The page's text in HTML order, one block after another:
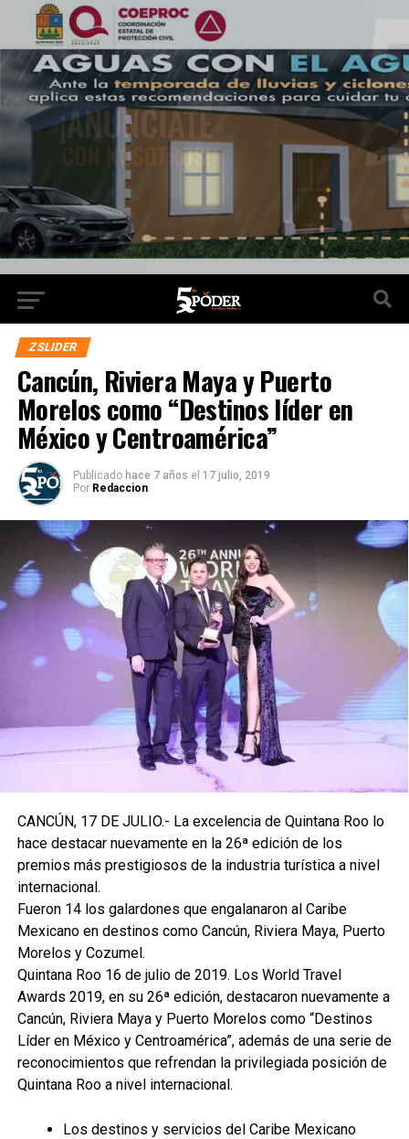
ZSLIDER
Cancún, Riviera Maya y Puerto
Morelos como “Destinos líder en
México y Centroamérica”
Publicado hace 7 años el 17 julio, 2019
Por Redaccion
CANCÚN, 17 DE JULIO.- La excelencia de Quintana Roo lo
hace destacar nuevamente en la 26ª edición de los
premios más prestigiosos de la industria turística a nivel
internacional.
Fueron 14 los galardones que engalanaron al Caribe
Mexicano en destinos como Cancún, Riviera Maya, Puerto
Morelos y Cozumel.
Quintana Roo 16 de julio de 2019. Los World Travel
Awards 2019, en su 26ª edición, destacaron nuevamente a
Cancún, Riviera Maya y Puerto Morelos como “Destinos
Líder en México y Centroamérica”, además de una serie de
reconocimientos que refrendan la privilegiada posición de
Quintana Roo a nivel internacional.
Los destinos y servicios del Caribe Mexicano